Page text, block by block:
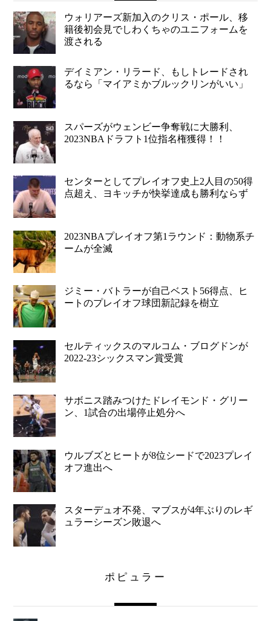
ウォリアーズ新加入のクリス・ポール、移
籍後初会見でしわくちゃのユニフォームを
渡される
デイミアン・リラード、もしトレードされ
るなら「マイアミかブルックリンがいい」
スパーズがウェンビー争奪戦に大勝利、
2023NBAドラフト1位指名権獲得！！
センターとしてプレイオフ史上2人目の50得
点超え、ヨキッチが快挙達成も勝利ならず
2023NBAプレイオフ第1ラウンド：動物系チ
ームが全滅
ジミー・バトラーが自己ベスト56得点、ヒ
ートのプレイオフ球団新記録を樹立
セルティックスのマルコム・ブログドンが
2022-23シックスマン賞受賞
サボニス踏みつけたドレイモンド・グリー
ン、1試合の出場停止処分へ
ウルブズとヒートが8位シードで2023プレイ
オフ進出へ
スターデュオ不発、マブスが4年ぶりのレギ
ュラーシーズン敗退へ
ポピュラー